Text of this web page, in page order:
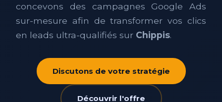
concevons des campagnes Google Ads
sur-mesure afin de transformer vos clics
en leads ultra-qualifiés sur Chippis.
Discutons de votre stratégie
Découvrir l'offre